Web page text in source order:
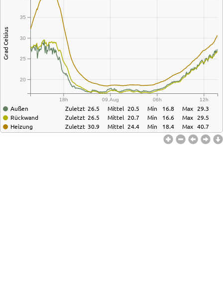
18h 09.Aug 06h 12h
20
25
30
35
Grad Celsius
Außen
Rückwand
Heizung
Zuletzt
Zuletzt
Zuletzt
26.5
26.5
30.9
Mittel
Mittel
Mittel
20.5
20.7
24.4
Min
Min
Min
16.8
16.6
18.4
Max
Max
Max
29.3
29.5
40.7